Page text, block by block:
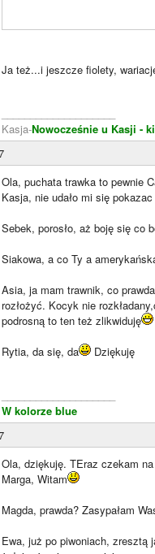
Ja też...i jeszcze fiolety,
Kasja-Nowocześnie u Kasji -
Ola, puchata trawka to pewnie
Kasja, nie udało mi się
Sebek, porosło, aż boję się co
Siakowa, a co Ty a
Asia, ja mam trawnik, co
rozłożyć. Kocyk nie
podrosną to ten też zlikwiduję
Rytia, da się, da
Dziękuję
W kolorze blue
Ola, dziękuję. TEraz czekam
Marga, Witam
Magda, prawda? Zasypałam
Ewa, już po piwoniach, zresztą